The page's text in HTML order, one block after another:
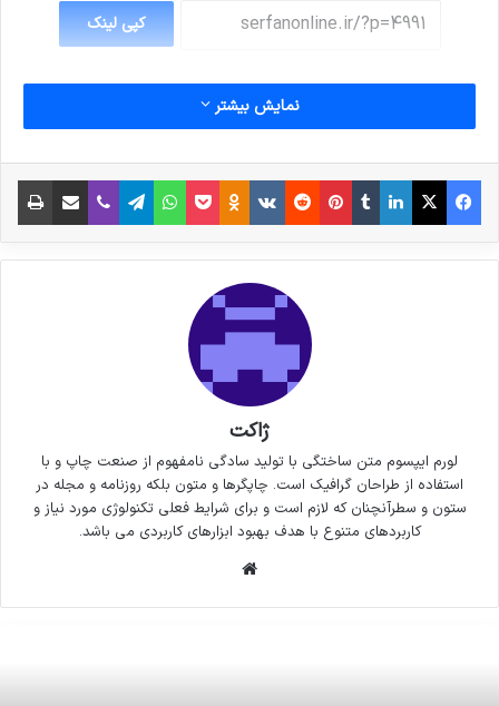
کپی لینک
نمایش بیشتر
فیس بوک X لینکدین
‫تامبلر‫پین‌ترست
‫رددیت‫VKontakte
‫Odnoklassniki
پاکتواتس آپ تلگراموایبر اشتراک گذاری از طریق ایمیل
ژاکت
لورم ایپسوم متن ساختگی با تولید سادگی نامفهوم از صنعت چاپ و با
استفاده از طراحان گرافیک است. چاپگرها و متون بلکه روزنامه و مجله در
ستون و سطرآنچنان که لازم است و برای شرایط فعلی تکنولوژی مورد نیاز و
کاربردهای متنوع با هدف بهبود ابزارهای کاربردی می باشد.